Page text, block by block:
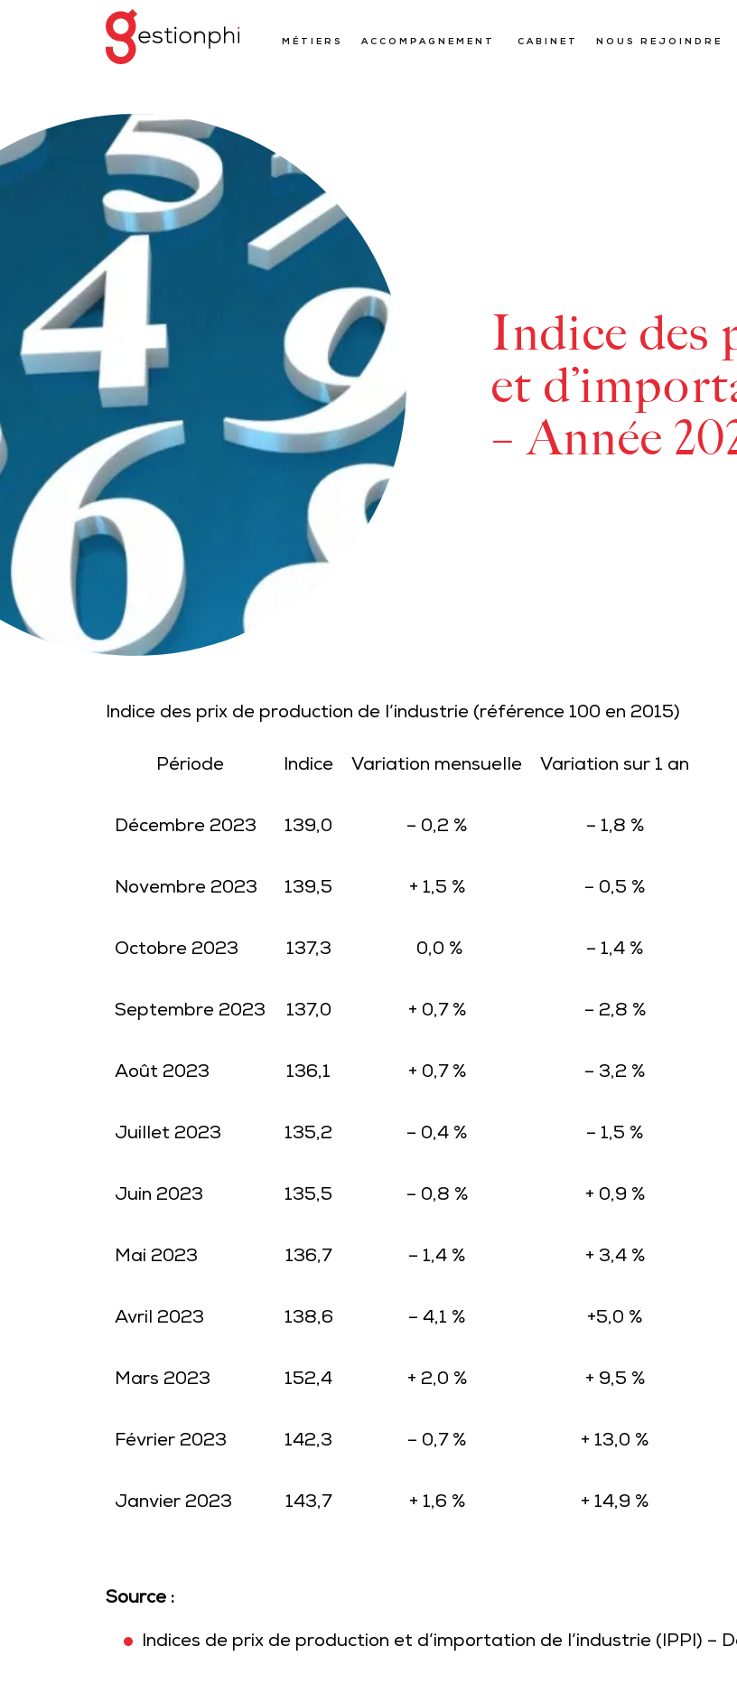
MÉTIERS ACCOMPAGNEMENT CABINET NOUS REJOINDRE
Indice des
et
– Année
Indice des prix de production de l’industrie (référence 100 en 2015)
Période Indice Variation mensuelle Variation sur 1 an
Décembre 2023 139,0 – 0,2 % – 1,8 %
Novembre 2023 139,5 + 1,5 % – 0,5 %
Octobre 2023 137,3 0,0 % – 1,4 %
Septembre 2023 137,0 + 0,7 % – 2,8 %
Août 2023 136,1 + 0,7 % – 3,2 %
Juillet 2023 135,2 – 0,4 % – 1,5 %
Juin 2023 135,5 – 0,8 % + 0,9 %
Mai 2023 136,7 – 1,4 % + 3,4 %
Avril 2023 138,6 – 4,1 % +5,0 %
Mars 2023 152,4 + 2,0 % + 9,5 %
Février 2023 142,3 – 0,7 % + 13,0 %
Janvier 2023 143,7 + 1,6 % + 14,9 %
Source :
Indices de prix de production et d’importation de l’industrie (IPPI) –